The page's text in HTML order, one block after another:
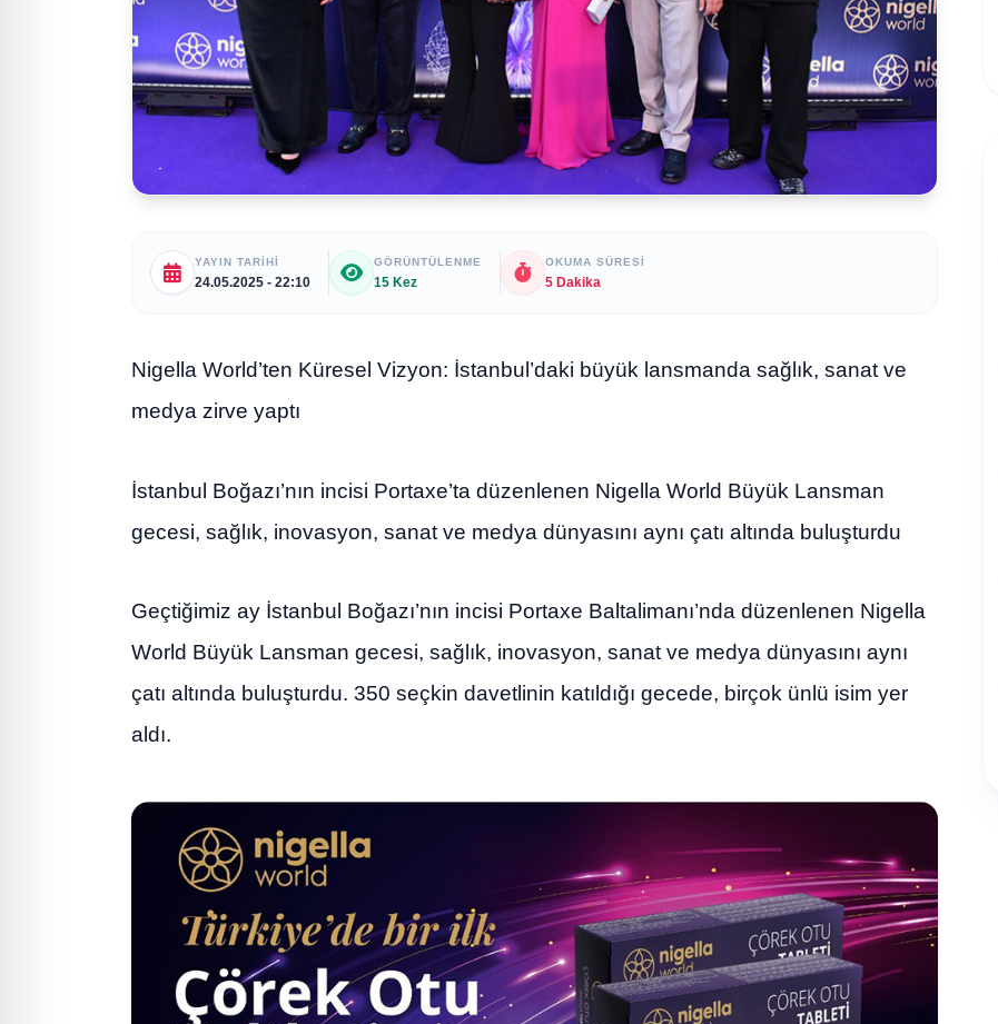
YAYIN TARIHI
24.05.2025 - 22:10
GÖRÜNTÜLENME
15 Kez
OKUMA SÜRESI
5 Dakika
Nigella World’ten Küresel Vizyon: İstanbul’daki büyük lansmanda sağlık, sanat ve
medya zirve yaptı
İstanbul Boğazı’nın incisi Portaxe’ta düzenlenen Nigella World Büyük Lansman
gecesi, sağlık, inovasyon, sanat ve medya dünyasını aynı çatı altında buluşturdu
Geçtiğimiz ay İstanbul Boğazı’nın incisi Portaxe Baltalimanı’nda düzenlenen Nigella
World Büyük Lansman gecesi, sağlık, inovasyon, sanat ve medya dünyasını aynı
çatı altında buluşturdu. 350 seçkin davetlinin katıldığı gecede, birçok ünlü isim yer
aldı.